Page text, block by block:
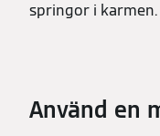
springor i karmen.
Använd en